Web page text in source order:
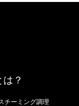
？
チーミング調理